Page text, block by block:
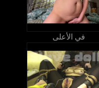
في الأعلى